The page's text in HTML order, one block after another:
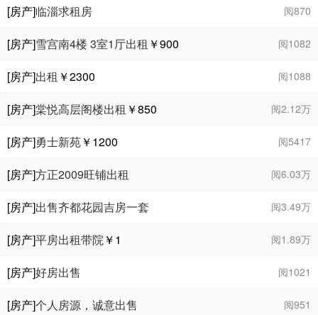
，价格可议
阅870
[房产]临淄求租房
阅1082
[房产]雪宫南4楼 3室1厅出租 ￥900
阅1088
[房产]出租 ￥2300
阅2.12万
[房产]棠悦高层阁楼出租 ￥850
阅5417
[房产]勇士新苑￥1200
阅6.03万
[房产]方正2009旺铺出租
阅3.49万
[房产]出售齐都花园吉房一套
阅1.89万
[房产]平房出租带院￥1
阅1021
[房产]好房出售
阅951
[房产]个人房源，诚意出售